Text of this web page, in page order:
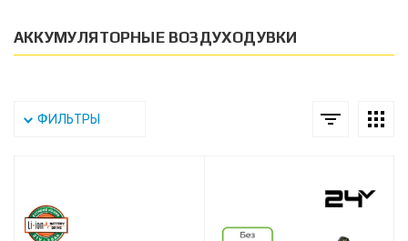
АККУМУЛЯТОРНЫЕ ВОЗДУХОДУВКИ
ФИЛЬТРЫ